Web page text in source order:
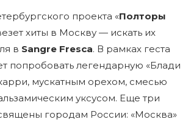
проекта «Полторы
хиты в Москву — искать их
в Sangre Fresca. В рамках геста
попробовать легендарную «Блади
мускатным орехом, смесью
уксусом. Еще три
городам России: «Москва»